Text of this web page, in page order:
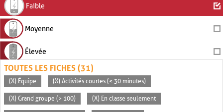
Faible
Moyenne
Élevée
TOUTES LES FICHES (31)
(X) Équipe (X) Activités courtes (< 30 minutes)
(X) Grand groupe (> 100) (X) En classe seulement